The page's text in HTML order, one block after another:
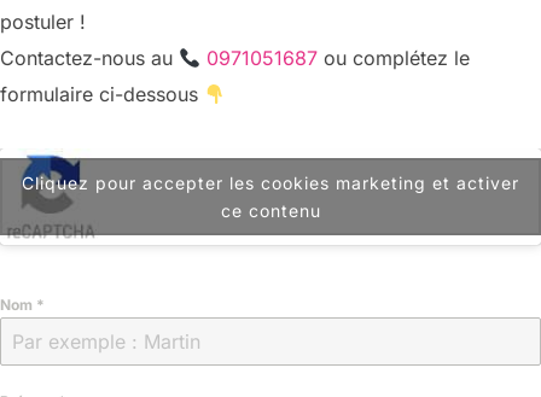
postuler !
Contactez-nous au
0971051687 ou complétez le
formulaire ci-dessous
Cliquez pour accepter les cookies marketing et activer
ce contenu
Nom *